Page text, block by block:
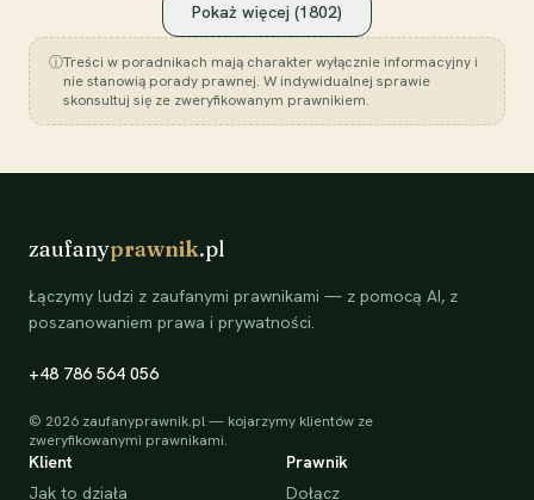
Pokaż więcej (1802)
ⓘTreści w poradnikach mają charakter wyłącznie informacyjny i
nie stanowią porady prawnej. W indywidualnej sprawie
skonsultuj się ze zweryfikowanym prawnikiem.
zaufanyprawnik.pl
Łączymy ludzi z zaufanymi prawnikami — z pomocą AI, z
poszanowaniem prawa i prywatności.
+48 786 564 056
© 2026 zaufanyprawnik.pl — kojarzymy klientów ze
zweryfikowanymi prawnikami.
Klient
Jak to działa
Prawnik
Dołącz